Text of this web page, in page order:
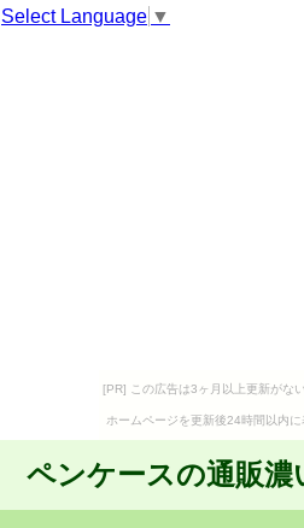
Select Language ▼
[PR] この広告は3ヶ月以上更新がな
ホームページを更新後24時間以内に
ペンケースの通販濃